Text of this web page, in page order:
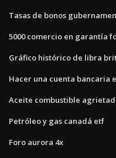
Tasas de bonos
5000 comercio en garantía
Gráfico histórico de libra
Hacer una cuenta bancaria
Aceite combustible
Petróleo y gas canadá etf
Foro aurora 4x